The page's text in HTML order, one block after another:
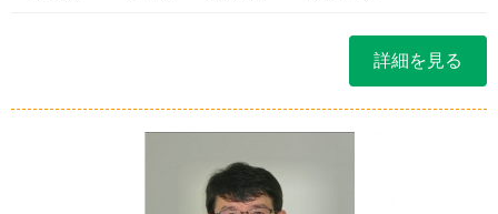
詳細を見る